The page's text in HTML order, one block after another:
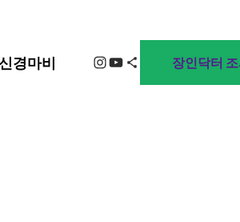
경마비 Instagram
YouTube
Share Icon 장인닥터